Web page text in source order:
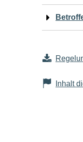
Inhalt